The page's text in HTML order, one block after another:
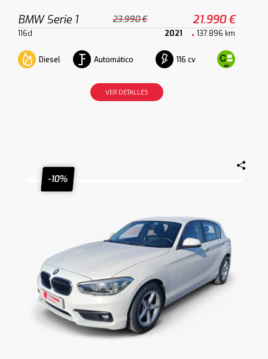
BMW Serie 1 23.990 € 21.990 €
116d 2021 137.896 km
Diesel Automático 116 cv
VER DETALLES
-10%